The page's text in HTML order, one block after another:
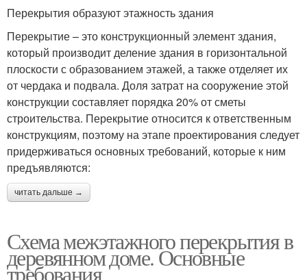
Перекрытия образуют этажность здания
Перекрытие – это конструкционный элемент здания,
который производит деление здания в горизонтальной
плоскости с образованием этажей, а также отделяет их
от чердака и подвала. Доля затрат на сооружение этой
конструкции составляет порядка 20% от сметы
строительства. Перекрытие относится к ответственным
конструкциям, поэтому на этапе проектирования следует
придерживаться основных требований, которые к ним
предъявляются:
читать дальше →
Схема межэтажного перекрытия в
деревянном доме. Основные
требования